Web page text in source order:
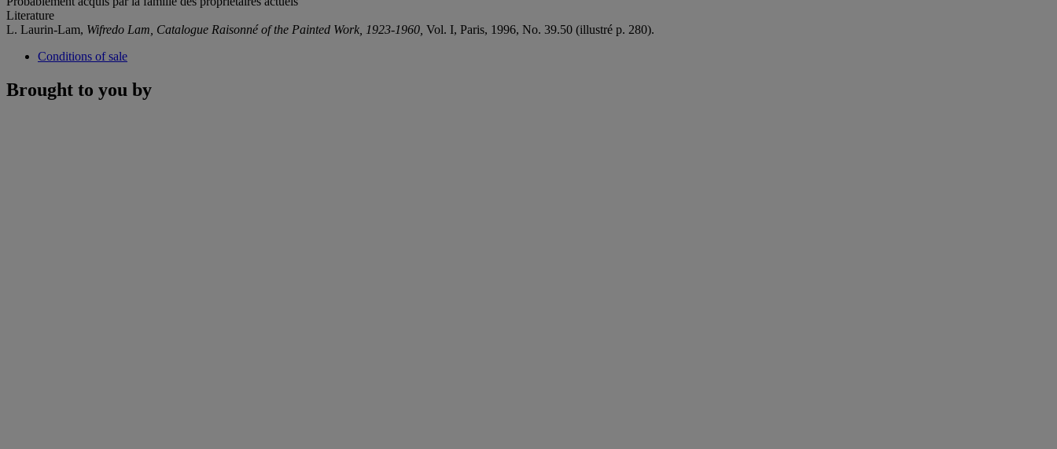
Literature
L. Laurin-Lam, Wifredo Lam, Catalogue Raisonné of the Painted Work, 1923-1960, Vol. I, Paris, 1996, No. 39.50 (illustré p. 280).
Conditions of sale
Brought to you by